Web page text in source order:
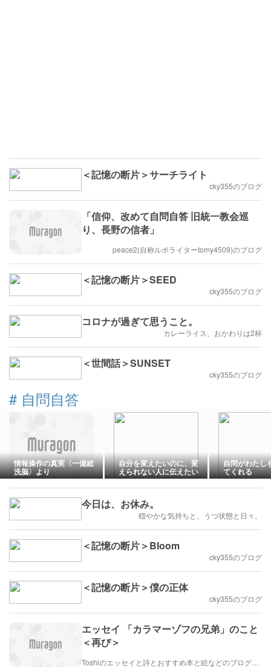
＜記憶の断片＞サーチライト
cky355のブログ
「信仰、改めて自問自答 旧統一教会巡
り、長野の信者」
peace2(自称ルポライターtomy4509)のブログ
＜記憶の断片＞SEED
cky355のブログ
コロナが過ぎて思うこと。
カレーライス、おかわりは2杯
＜世間話＞SUNSET
cky355のブログ
# 自問自答
情報操作の真実〈一億総
洗脳〉より
自分を変えたいのに、変
えられない人に伝えたい
こと
自問がわたし
てくれる
今日は、お休み。
穏やかな気持ちと、うつ状態と日々。
＜記憶の断片＞Bloom
cky355のブログ
＜記憶の断片＞僕の正体
cky355のブログ
エッセイ 「カラマーゾフの兄弟」のこと
＜再び＞